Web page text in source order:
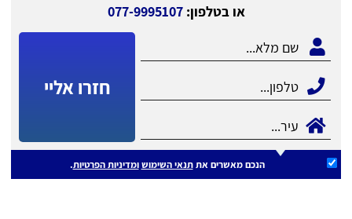
או בטלפון:077-9995107
חזרו אליי
הנכם מאשרים אתתנאי השימוש ומדיניות הפרטיות.